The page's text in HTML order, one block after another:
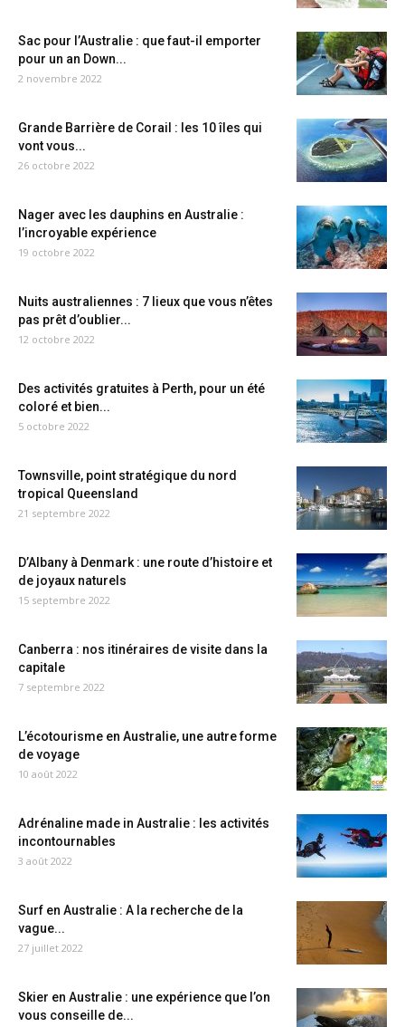
Sac pour l’Australie : que faut-il emporter
pour un an Down...
2 novembre 2022
Grande Barrière de Corail : les 10 îles qui
vont vous...
26 octobre 2022
Nager avec les dauphins en Australie :
l’incroyable expérience
19 octobre 2022
Nuits australiennes : 7 lieux que vous n’êtes
pas prêt d’oublier...
12 octobre 2022
Des activités gratuites à Perth, pour un été
coloré et bien...
5 octobre 2022
Townsville, point stratégique du nord
tropical Queensland
21 septembre 2022
D’Albany à Denmark : une route d’histoire et
de joyaux naturels
15 septembre 2022
Canberra : nos itinéraires de visite dans la
capitale
7 septembre 2022
L’écotourisme en Australie, une autre forme
de voyage
10 août 2022
Adrénaline made in Australie : les activités
incontournables
3 août 2022
Surf en Australie : A la recherche de la
vague...
27 juillet 2022
Skier en Australie : une expérience que l’on
vous conseille de...